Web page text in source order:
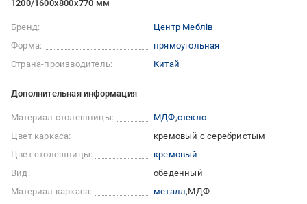
1200/1600х800х770 мм
Бренд:
Центр Меблів
Форма:
прямоугольная
Страна-производитель:
Китай
Дополнительная информация
Материал столешницы: МДФ стекло
Цвет каркаса:
кремовый с серебристым
Цвет столешницы:
кремовый
Вид:
обеденный
Материал каркаса:
металл МДФ